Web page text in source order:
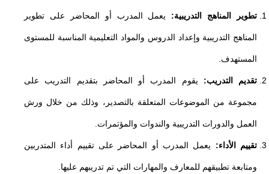
تطوير المناهج التدريبية: يعمل المدرب أو المحاضر على تطوير
المناهج التدريبية وإعداد الدروس والمواد التعليمية المناسبة للمستوى
المستهدف.
تقديم التدريب: يقوم المدرب أو المحاضر بتقديم التدريب على
مجموعة من الموضوعات المتعلقة بالتصدير، وذلك من خلال ورش
العمل والدورات التدريبية والندوات والمؤتمرات.
تقييم الأداء: يعمل المدرب أو المحاضر على تقييم أداء المتدربين
ومتابعة تطبيقهم للمعارف والمهارات التي تم تدريبهم عليها.